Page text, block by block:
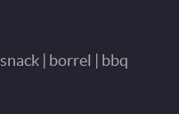
| borrel | bbq